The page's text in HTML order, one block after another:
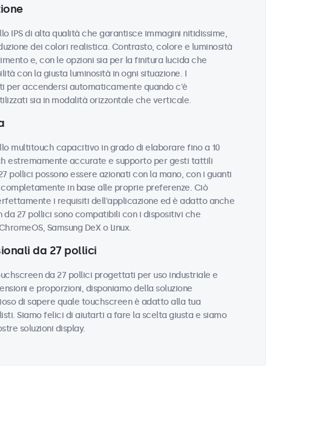
IPS di alta qualità che garantisce immagini nitidissime,
dei colori realistica. Contrasto, colore e luminosità
e, con le opzioni sia per la finitura lucida che
con la giusta luminosità in ogni situazione. I
per accendersi automaticamente quando c'è
sia in modalità orizzontale che verticale.
multitouch capacitivo in grado di elaborare fino a 10
estremamente accurate e supporto per gesti tattili
pollici possono essere azionati con la mano, con i guanti
in base alle proprie preferenze. Ciò
i requisiti dell'applicazione ed è adatto anche
27 pollici sono compatibili con i dispositivi che
Samsung DeX o Linux.
da 27 pollici
da 27 pollici progettati per uso industriale e
e proporzioni, disponiamo della soluzione
di sapere quale touchscreen è adatto alla tua
Siamo felici di aiutarti a fare la scelta giusta e siamo
soluzioni display.